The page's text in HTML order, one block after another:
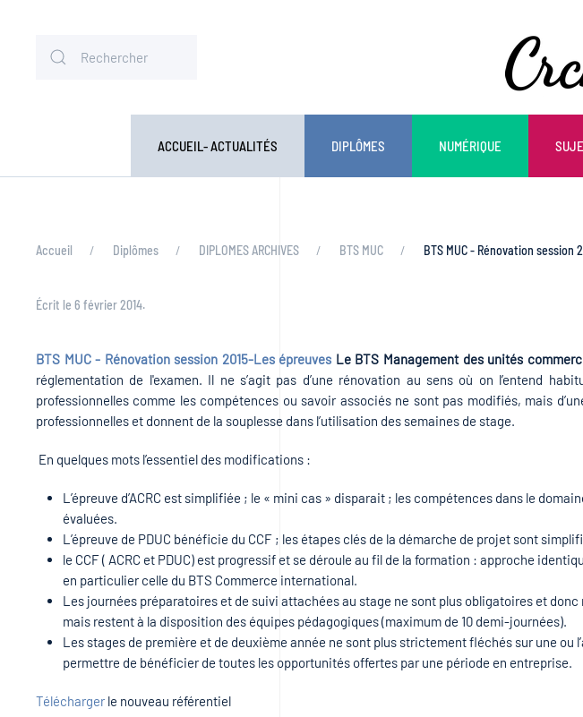
ACCUEIL- ACTUALITÉS DIPLÔMES NUMÉRIQUE
Accueil Diplômes DIPLOMES ARCHIVES BTS MUC BTS MUC - Rénovation session
Écrit le 6 février 2014.
BTS MUC - Rénovation session 2015-Les épreuves Le BTS Management des unités
réglementation de l'examen. Il ne s’agit pas d’une rénovation au sens où on l’entend
professionnelles comme les compétences ou savoir associés ne sont pas modifiés, mais
professionnelles et donnent de la souplesse dans l’utilisation des semaines de stage.
En quelques mots l’essentiel des modifications :
L’épreuve d’ACRC est simplifiée ; le « mini cas » disparait ; les compétences dans le
évaluées.
L’épreuve de PDUC bénéficie du CCF ; les étapes clés de la démarche de projet sont
le CCF ( ACRC et PDUC) est progressif et se déroule au fil de la formation : approche
en particulier celle du BTS Commerce international.
Les journées préparatoires et de suivi attachées au stage ne sont plus obligatoires et
mais restent à la disposition des équipes pédagogiques (maximum de 10 demi-journées).
Les stages de première et de deuxième année ne sont plus strictement fléchés sur une ou
permettre de bénéficier de toutes les opportunités offertes par une période en entreprise.
Télécharger le nouveau référentiel